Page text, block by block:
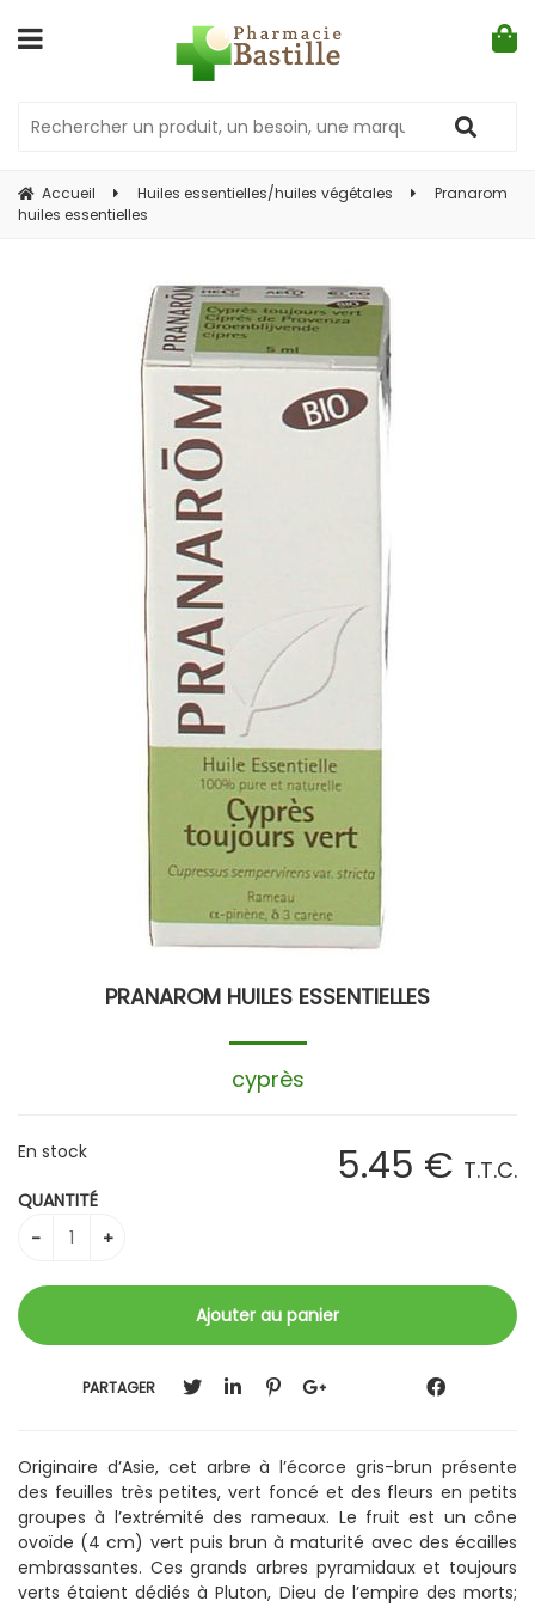
Accueil Huiles essentielles/huiles végétales
Pranarom
huiles essentielles
PRANAROM HUILES ESSENTIELLES
cyprès
5.45 € T.T.C.
En stock
QUANTITÉ
PARTAGER
Originaire d’Asie, cet arbre à l’écorce gris-brun présente
des feuilles très petites, vert foncé et des fleurs en petits
groupes à l’extrémité des rameaux. Le fruit est un cône
ovoïde (4 cm) vert puis brun à maturité avec des écailles
embrassantes. Ces grands arbres pyramidaux et toujours
verts étaient dédiés à Pluton, Dieu de l’empire des morts;